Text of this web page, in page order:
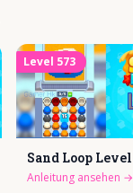
Level 573
Sand Loop Level
Anleitung ansehen →